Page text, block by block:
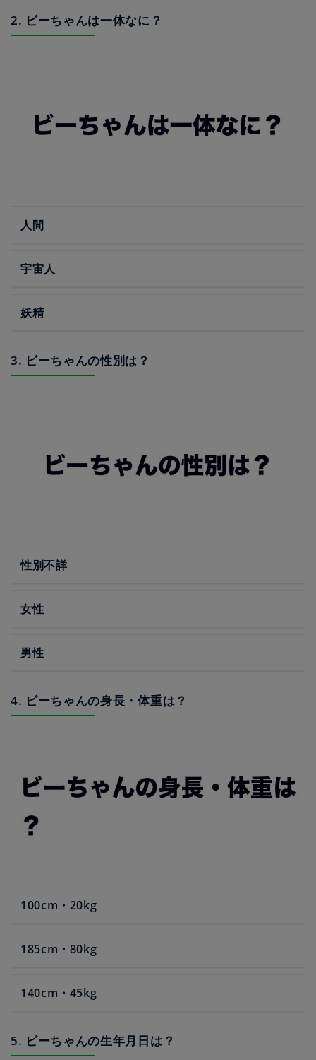
2. ビーちゃんは一体なに？
人間
宇宙人
妖精
3. ビーちゃんの性別は？
性別不詳
女性
男性
4. ビーちゃんの身長・体重は？
100cm・20kg
185cm・80kg
140cm・45kg
5. ビーちゃんの生年月日は？